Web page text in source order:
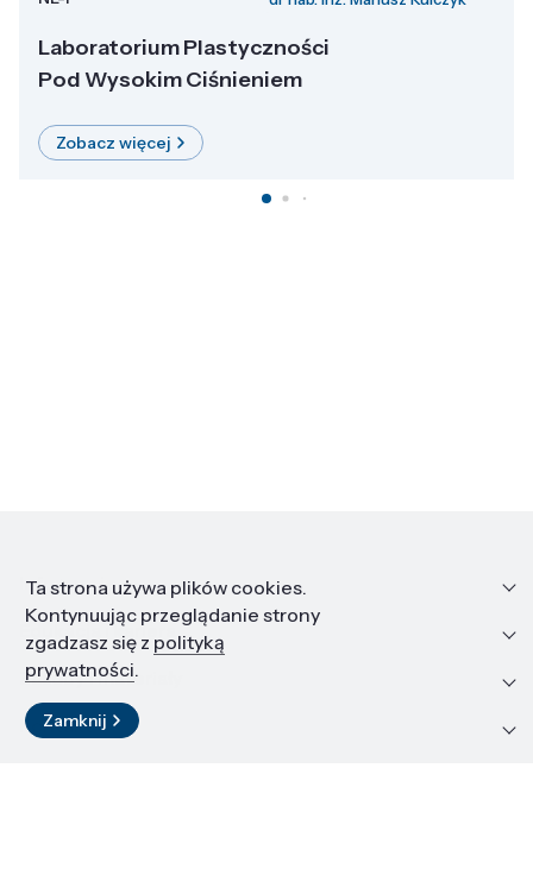
Laboratorium Plastyczności
Pod Wysokim Ciśnieniem
Zobacz więcej
Informacje
Edukacja i kariera
Zasoby i materiały
Kontakt
Ta strona używa plików cookies.
Kontynuując przeglądanie strony
zgadzasz się z polityką
prywatności.
Zamknij